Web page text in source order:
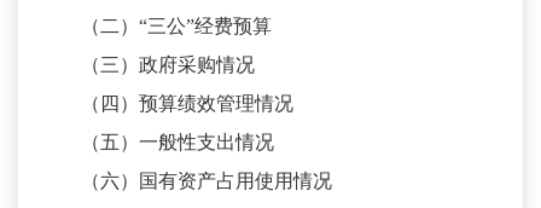
（二） “三公”经费预算
（三）政府采购情况
（四）预算绩效管理情况
（五）一般性支出情况
（六）国有资产占用使用情况